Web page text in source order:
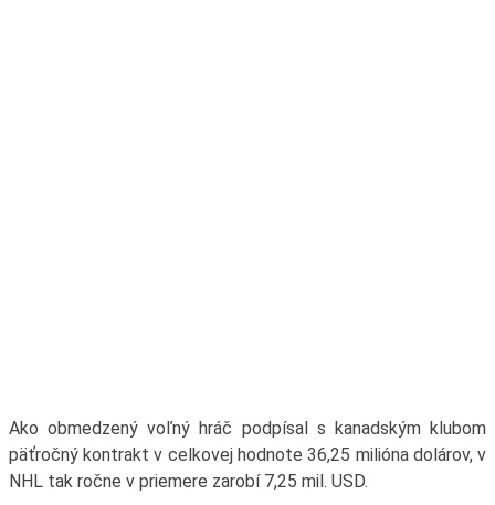
Ako obmedzený voľný hráč podpísal s kanadským klubom
päťročný kontrakt v celkovej hodnote 36,25 milióna dolárov, v
NHL tak ročne v priemere zarobí 7,25 mil. USD.